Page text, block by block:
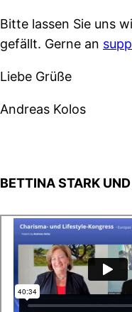
Bitte lassen Sie uns
gefällt. Gerne an
Liebe Grüße
Andreas Kolos
BETTINA STARK